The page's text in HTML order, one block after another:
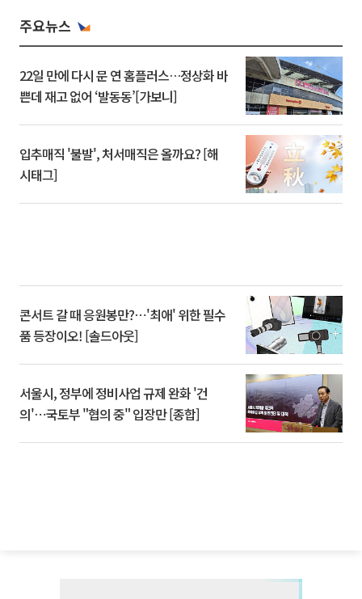
주요뉴스
22일 만에 다시 문 연 홈플러스…정상화 바
쁜데 재고 없어 ‘발동동’[가보니]
입추매직 '불발', 처서매직은 올까요? [해
시태그]
콘서트 갈 때 응원봉만?⋯'최애' 위한 필수
품 등장이오! [솔드아웃]
서울시, 정부에 정비사업 규제 완화 '건
의'⋯국토부 "협의 중" 입장만 [종합]